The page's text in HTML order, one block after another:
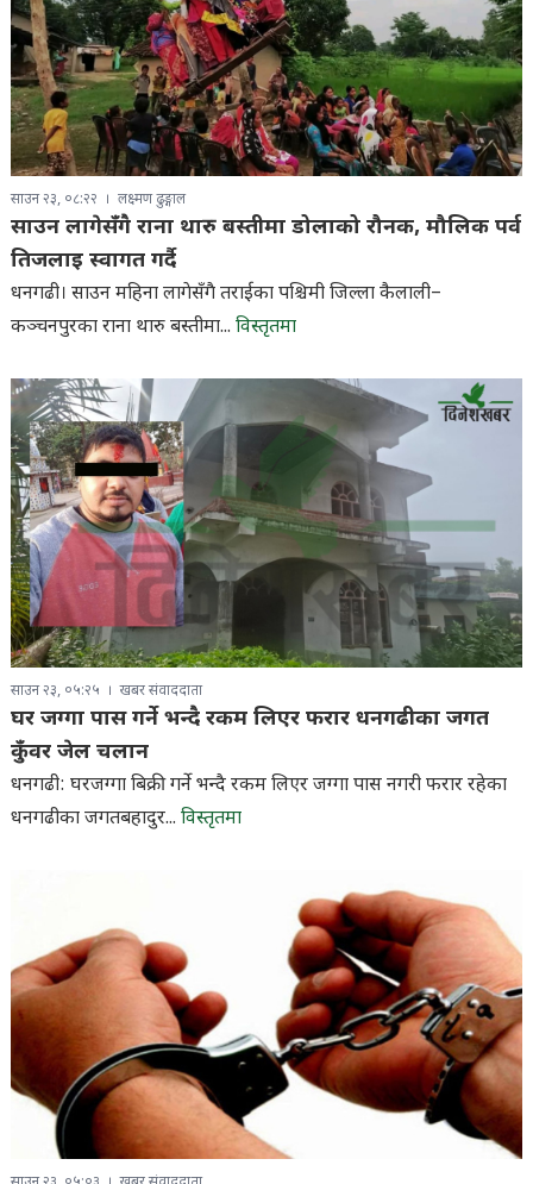
साउन २३, ०८:२२ लक्ष्मण ढुङ्गाल
साउन लागेसँगै राना थारु बस्तीमा डोलाको रौनक, मौलिक पर्व
तिजलाइ स्वागत गर्दै
धनगढी। साउन महिना लागेसँगै तराईका पश्चिमी जिल्ला कैलाली–
कञ्चनपुरका राना थारु बस्तीमा... विस्तृतमा
साउन २३, ०५:२५ खबर संवाददाता
घर जग्गा पास गर्ने भन्दै रकम लिएर फरार धनगढीका जगत
कुँवर जेल चलान
धनगढी: घरजग्गा बिक्री गर्ने भन्दै रकम लिएर जग्गा पास नगरी फरार रहेका
धनगढीका जगतबहादुर... विस्तृतमा